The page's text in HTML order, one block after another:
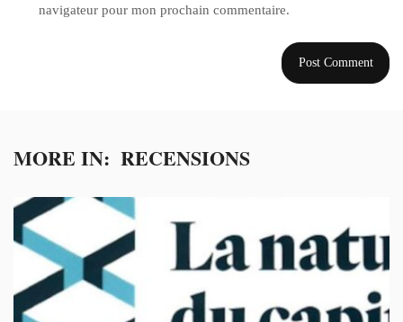
navigateur pour mon prochain commentaire.
MORE IN: RECENSIONS